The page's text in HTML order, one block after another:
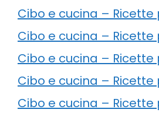
Cibo e cucina –
Cibo e cucina –
Cibo e cucina –
Cibo e cucina – Ricette
Cibo e cucina – Ricette